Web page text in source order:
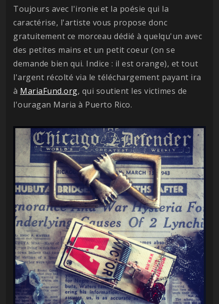
Toujours avec l'ironie et la poésie qui la
caractérise, l'artiste vous propose donc
gratuitement ce morceau dédié à quelqu'un avec
des petites mains et un petit coeur (on se
demande bien qui. Indice : il est orange), et tout
l'argent récolté via le téléchargement payant ira
à MariaFund.org, qui soutient les victimes de
l'ouragan Maria à Puerto Rico.